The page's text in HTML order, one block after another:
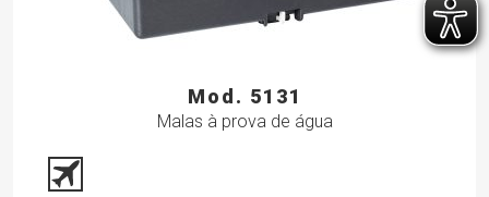
Mod. 5131
Malas à prova de água